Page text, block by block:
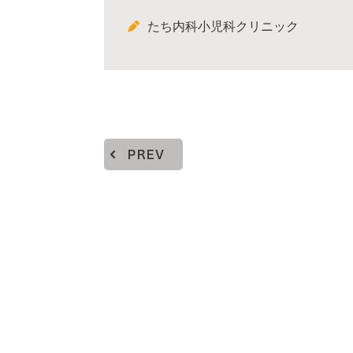
たち内科小児科クリニック
PREV